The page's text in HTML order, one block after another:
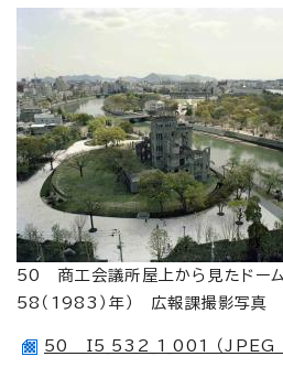
50 商工会議所屋上から見たドー
58（1983）年） 広報課撮影写
50 I5_532_1_001 （JPEG